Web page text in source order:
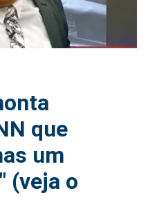
que
um
(veja o